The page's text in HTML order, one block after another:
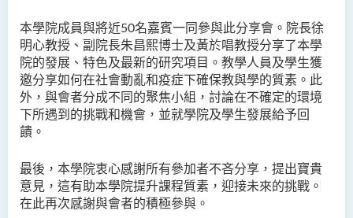
本學院成員與將近50名嘉賓一同參與此分享會。院長徐
明心教授、副院長朱昌熙博士及黃於唱教授分享了本學
院的發展、特色及最新的研究項目。教學人員及學生獲
邀分享如何在社會動亂和疫症下確保教與學的質素。此
外，與會者分成不同的聚焦小組，討論在不確定的環境
下所遇到的挑戰和機會，並就學院及學生發展給予回
饋。
最後，本學院衷心感謝所有參加者不吝分享，提出寶貴
意見，這有助本學院提升課程質素，迎接未來的挑戰 。
在此再次感謝與會者的積極參與。